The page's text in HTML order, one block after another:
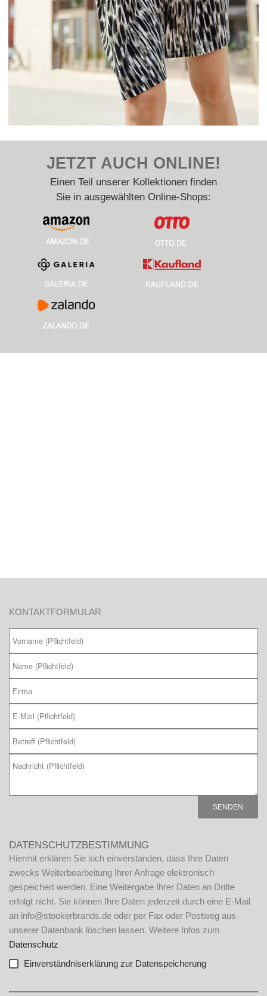
JETZT AUCH ONLINE!
Einen Teil unserer Kollektionen finden
Sie in ausgewählten Online-Shops:
i
t
t
e
l
a
s
s
d
DATENSCHUTZBESTIMMUNG
Hiermit erklären Sie sich einverstanden, dass Ihre Daten
zwecks Weiterbearbeitung Ihrer Anfrage elektronisch
gespeichert werden. Eine Weitergabe Ihrer Daten an Dritte
erfolgt nicht. Sie können Ihre Daten jederzeit durch eine E-Mail
an info@stookerbrands.de oder per Fax oder Postweg aus
unserer Datenbank löschen lassen. Weitere Infos zum
Datenschutz
Einverständniserklärung zur Datenspeicherung
KONTAKTFORMULAR
A